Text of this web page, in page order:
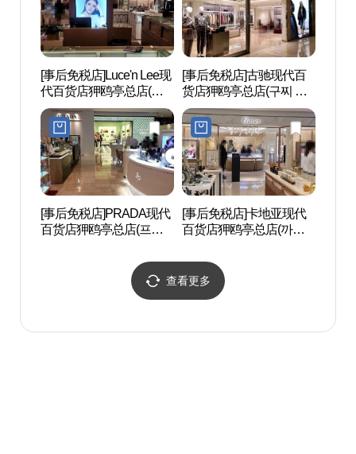
[事后免税店]Luce'n Lee现
代百货店狎鸥亭总店(루
첸리 현대백화점 압구정
본점)
[事后免税店]古驰现代百
货店狎鸥亭总店(구찌 현
대백화점 압구정본점)
[事后免税店]PRADA现代
百货店狎鸥亭总店(프라
[事后免税店]卡地亚现代
百货店狎鸥亭总店(까르
본점)
查看更多